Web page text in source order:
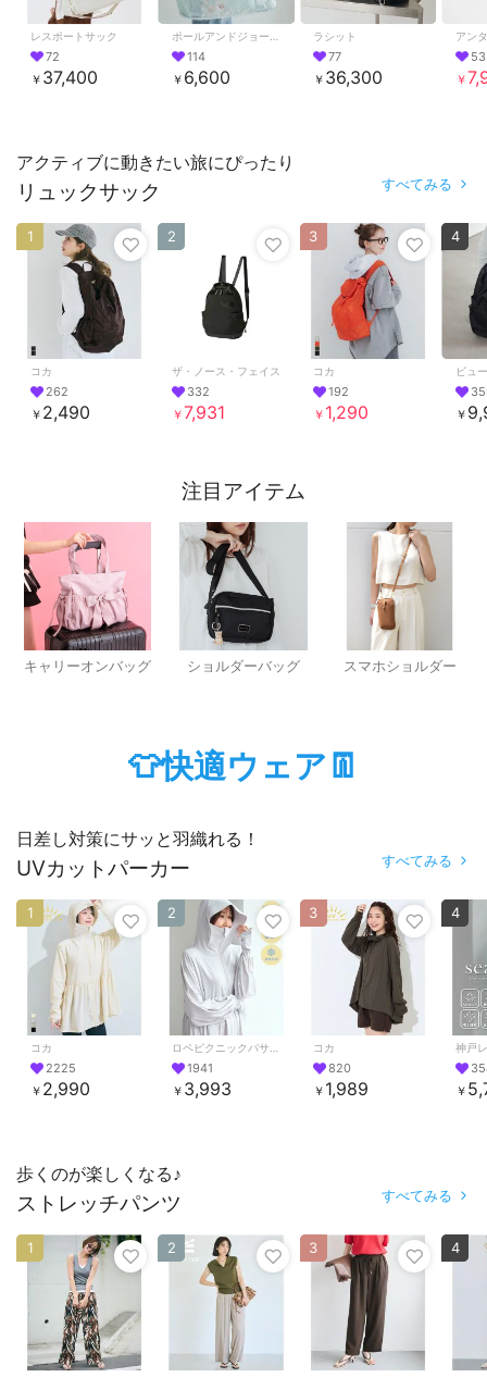
レスポートサック
72
￥ 37,400
114
￥ 6,600
ラシット
77
￥ 36,300
アン
53
￥
アクティブに動きたい旅にぴったり
リュックサック すべてみる
コカ
262
￥ 2,490
1
ザ・ノース・フェイス
332
￥7,931
2
コカ
192
￥ 1,290
3
￥
4
注目アイテム
キャリーオンバッグ ショルダーバッグ スマホショルダー
👕快適ウェア👖
日差し対策にサッと羽織れる！
UVカットパーカー すべてみる
コカ
2225
￥ 2,990
1
ロペピクニックパサージュ
1941
￥ 3,993
2
コカ
820
￥ 1,989
3
神戸
￥
4
歩くのが楽しくなる♪
ストレッチパンツ すべてみる
1 2 3 4